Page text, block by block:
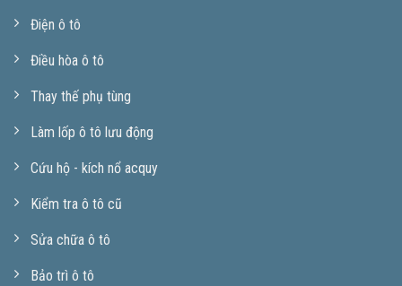
Điện ô tô
Điều hòa ô tô
Thay thế phụ tùng
Làm lốp ô tô lưu động
Cứu hộ - kích nổ acquy
Kiểm tra ô tô cũ
Sửa chữa ô tô
Bảo trì ô tô